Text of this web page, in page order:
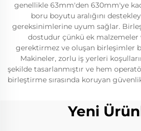
genellikle 63mm'den 630mm'ye
boru boyutu aralığını
gereksinimlerine uyum sağlar.
dostudur çünkü ek malzemeler
gerektirmez ve oluşan birleşimler
Makineler, zorlu iş yerleri
şekilde tasarlanmıştır ve hem
birleştirme sırasında koruyan
Yeni